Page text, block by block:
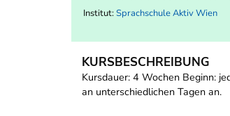
Institut: Sprachschule Aktiv Wien
KURSBESCHREIBUNG
Kursdauer: 4 Wochen Beginn:
an unterschiedlichen Tagen an.